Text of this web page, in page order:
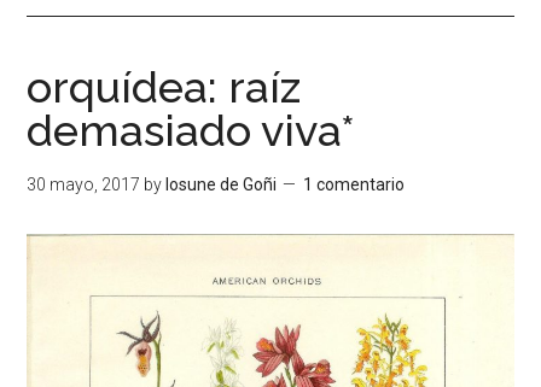
orquídea: raíz
demasiado viva*
30 mayo, 2017 by Iosune de Goñi 1 comentario